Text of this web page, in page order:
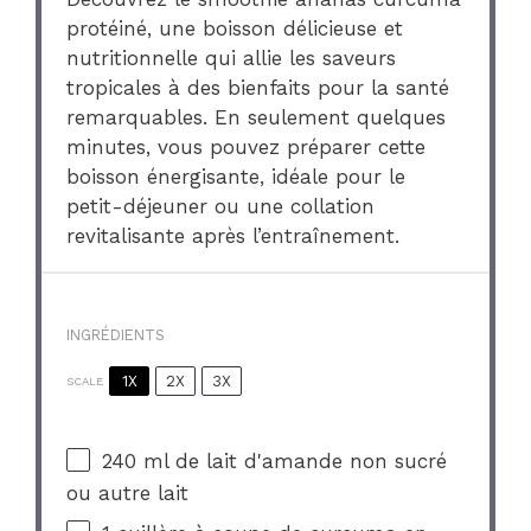
protéiné, une boisson délicieuse et
nutritionnelle qui allie les saveurs
tropicales à des bienfaits pour la santé
remarquables. En seulement quelques
minutes, vous pouvez préparer cette
boisson énergisante, idéale pour le
petit-déjeuner ou une collation
revitalisante après l’entraînement.
INGRÉDIENTS
SCALE 1X 2X 3X
240 ml de lait d'amande non sucré
ou autre lait